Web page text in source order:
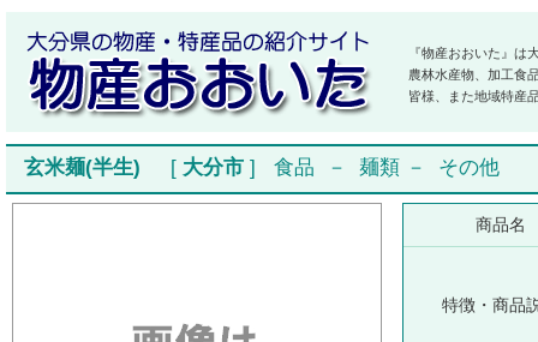
『物産おおいた』は
農林水産物、加工食
皆様、また地域特産
玄米麺(半生) [ 大分市 ] 食品 － 麺類 － その他
商品名
特徴・商品